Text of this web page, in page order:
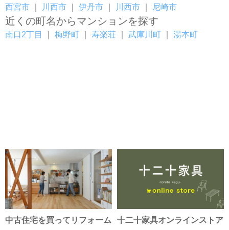
西宮市 川西市 伊丹市 川西市 尼崎市
近くの町名からマンションを探す
南口2丁目 梅野町 寿楽荘 武庫川町 湯本町
中古住宅を買ってリフォーム 十二十家具オンラインストア